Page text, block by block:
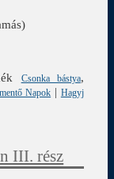
Csonka bástya,
Napok | Hagyj
III. rész